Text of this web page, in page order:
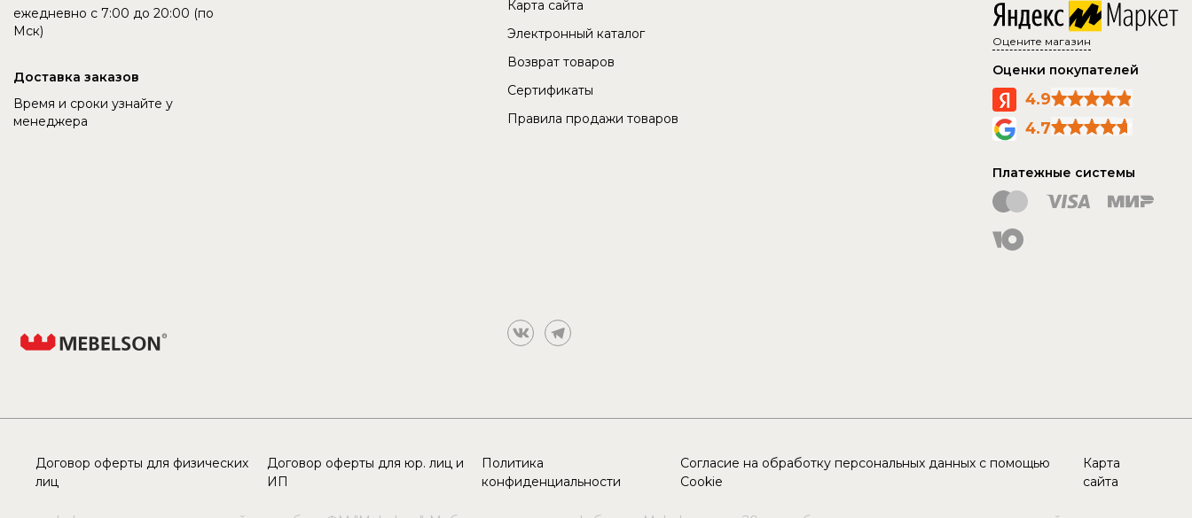
ежедневно с 7:00 до 20:00 (по
Мск)
Доставка заказов
Время и сроки узнайте у
менеджера
Карта сайта
Электронный каталог
Возврат товаров
Сертификаты
Правила продажи товаров
Оцените магазин
Оценки покупателей
4.9
4.7
Платежные системы
Договор оферты для физических
лиц
Договор оферты для юр. лиц и
ИП
Политика
конфиденциальности
Согласие на обработку персональных данных с помощью
Cookie
Карта
сайта